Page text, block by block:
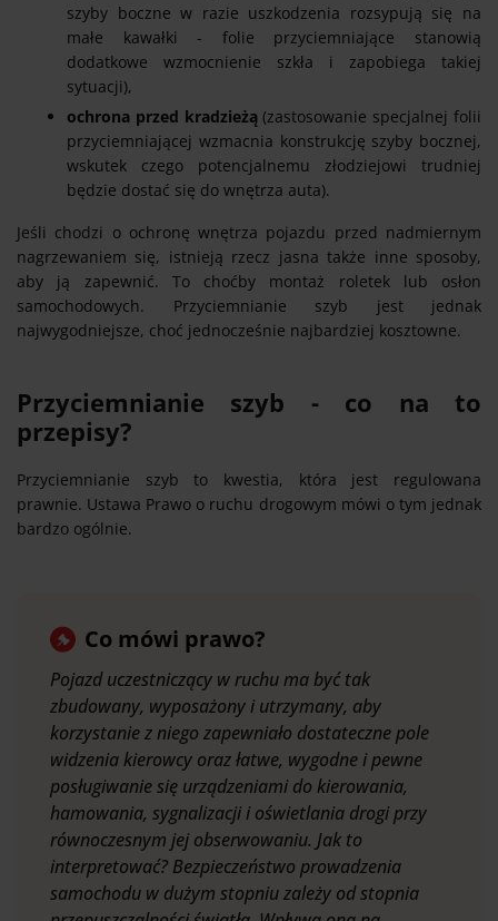
szyby boczne w razie uszkodzenia rozsypują się na
małe kawałki - folie przyciemniające stanowią
dodatkowe wzmocnienie szkła i zapobiega takiej
sytuacji),
ochrona przed kradzieżą(zastosowanie specjalnej folii
przyciemniającej wzmacnia konstrukcję szyby bocznej,
wskutek czego potencjalnemu złodziejowi trudniej
będzie dostać się do wnętrza auta).
Jeśli chodzi o ochronę wnętrza pojazdu przed nadmiernym
nagrzewaniem się, istnieją rzecz jasna także inne sposoby,
aby ją zapewnić. To choćby montaż roletek lub osłon
samochodowych. Przyciemnianie szyb jest jednak
najwygodniejsze, choć jednocześnie najbardziej kosztowne.
Przyciemnianie szyb - co na to
przepisy?
Przyciemnianie szyb to kwestia, która jest regulowana
prawnie. Ustawa Prawo o ruchu drogowym mówi o tym jednak
bardzo ogólnie.
Co mówi prawo?
Pojazd uczestniczący w ruchu ma być tak
zbudowany, wyposażony i utrzymany, aby
korzystanie z niego zapewniało dostateczne pole
widzenia kierowcy oraz łatwe, wygodne i pewne
posługiwanie się urządzeniami do kierowania,
hamowania, sygnalizacji i oświetlania drogi przy
równoczesnym jej obserwowaniu. Jak to
interpretować? Bezpieczeństwo prowadzenia
samochodu w dużym stopniu zależy od stopnia